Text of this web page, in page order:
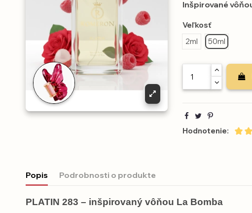
Inšpirované
Veľkosť
2ml
50ml
Hodnotenie:
Popis Podrobnosti o produkte
PLATIN 283 – inšpirovaný vôňou La Bomba